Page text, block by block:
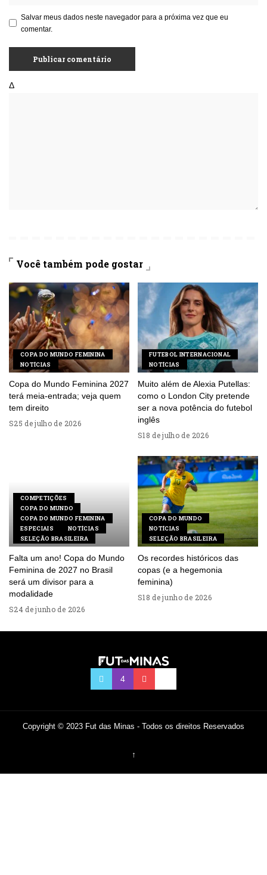
Salvar meus dados neste navegador para a próxima vez que eu
comentar.
Δ
Você também pode gostar
COPA DO MUNDO FEMININA
NOTÍCIAS
Copa do Mundo Feminina 2027
terá meia-entrada; veja quem
tem direito
25 de julho de 2026
FUTEBOL INTERNACIONAL
NOTÍCIAS
Muito além de Alexia Putellas:
como o London City pretende
ser a nova potência do futebol
inglês
18 de julho de 2026
COMPETIÇÕES
COPA DO MUNDO
COPA DO MUNDO FEMININA
ESPECIAIS
NOTÍCIAS
SELEÇÃO BRASILEIRA
Falta um ano! Copa do Mundo
Feminina de 2027 no Brasil
será um divisor para a
modalidade
24 de junho de 2026
COPA DO MUNDO
NOTÍCIAS
SELEÇÃO BRASILEIRA
Os recordes históricos das
copas (e a hegemonia
feminina)
18 de junho de 2026
Copyright © 2023 Fut das Minas - Todos os direitos Reservados
↑